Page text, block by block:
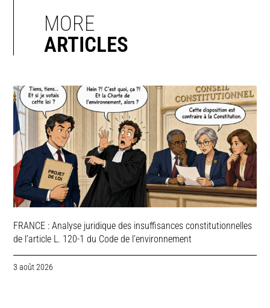
MORE
ARTICLES
FRANCE : Analyse juridique des insuffisances constitutionnelles
de l’article L. 120-1 du Code de l’environnement
3 août 2026